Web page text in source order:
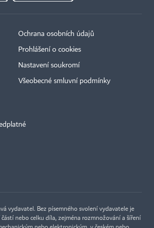
Ochrana osobních údajů
Prohlášení o cookies
Nastavení soukromí
Všeobecné smluvní podmínky
vydavatel. Bez písemného svolení vydavatele je
nebo celku díla, zejména rozmnožování a šíření